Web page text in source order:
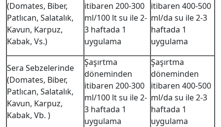
(Domates, Biber,
Patlıcan, Salatalık,
Kavun, Karpuz,
Kabak, Vs.)
itibaren 200-300
ml/100 lt su ile 2-
3 haftada 1
uygulama
itibaren 400-500
ml/da su ile 2-3
haftada 1
uygulama
Sera Sebzelerinde
(Domates, Biber,
Patlıcan, Salatalık,
Kavun, Karpuz,
Kabak, Vb. )
Şaşırtma
döneminden
itibaren 200-300
ml/100 lt su ile 2-
3 haftada 1
uygulama
Şaşırtma
döneminden
itibaren 400-500
ml/da su ile 2-3
haftada 1
uygulama